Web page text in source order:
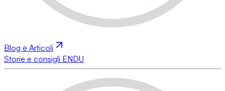
Blog e Articoli
Storie e consigli ENDU